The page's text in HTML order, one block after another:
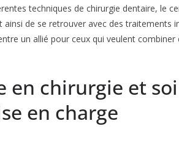
techniques de chirurgie dentaire, le
de se retrouver avec des traitements
un allié pour ceux qui veulent
en chirurgie et
en charge